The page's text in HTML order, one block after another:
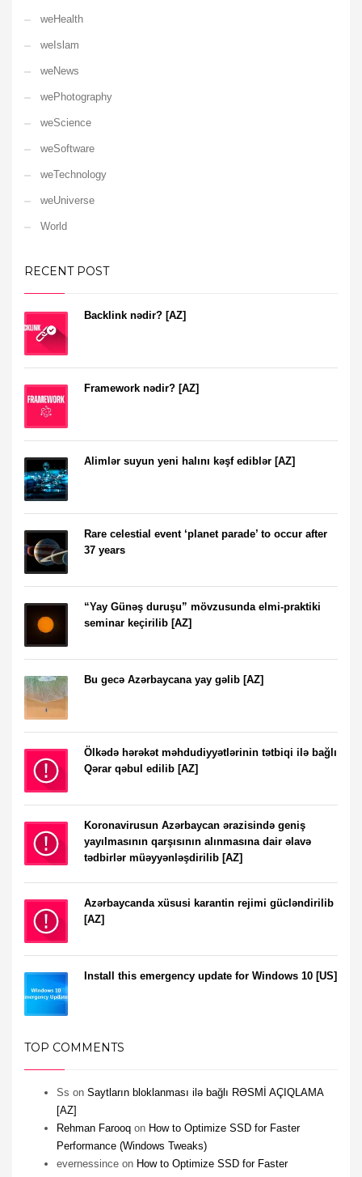
weHealth
weIslam
weNews
wePhotography
weScience
weSoftware
weTechnology
weUniverse
World
RECENT POST
Backlink nədir? [AZ]
Framework nədir? [AZ]
Alimlər suyun yeni halını kəşf ediblər [AZ]
Rare celestial event ‘planet parade’ to occur after
37 years
“Yay Günəş duruşu” mövzusunda elmi-praktiki
seminar keçirilib [AZ]
Bu gecə Azərbaycana yay gəlib [AZ]
Ölkədə hərəkət məhdudiyyətlərinin tətbiqi ilə bağlı
Qərar qəbul edilib [AZ]
Koronavirusun Azərbaycan ərazisində geniş
yayılmasının qarşısının alınmasına dair əlavə
tədbirlər müəyyənləşdirilib [AZ]
Azərbaycanda xüsusi karantin rejimi gücləndirilib
[AZ]
Install this emergency update for Windows 10 [US]
TOP COMMENTS
Ss on Saytların bloklanması ilə bağlı RƏSMİ AÇIQLAMA
[AZ]
Rehman Farooq on How to Optimize SSD for Faster
Performance (Windows Tweaks)
evernessince on How to Optimize SSD for Faster